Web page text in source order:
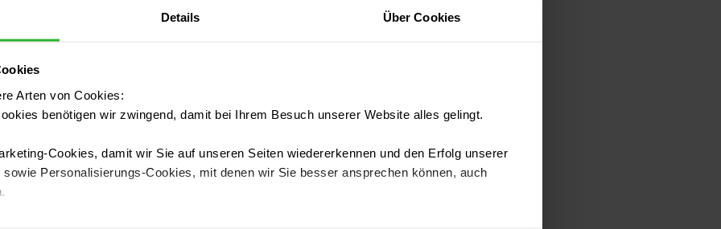
Details Über Cookies
Arten von Cookies:
benötigen wir zwingend, damit bei Ihrem Besuch unserer Website alles gelingt.
Cookies, damit wir Sie auf unseren Seiten wiedererkennen und den Erfolg unserer
Personalisierungs-Cookies, mit denen wir Sie besser ansprechen können, auch
Schiebetüren
1 Stunde 50 bis 80 €
und TV-Board 1,5 Stunden 75 bis 120 €